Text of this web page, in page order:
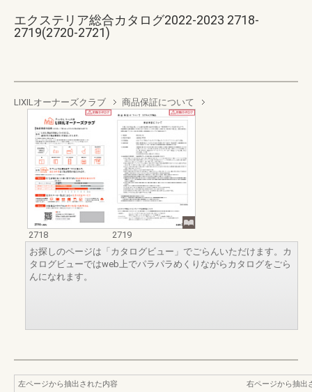
エクステリア総合カタログ2022-2023 2718-
2719(2720-2721)
LIXILオーナーズクラブ 商品保証について
2718
2719
お探しのページは「カタログビュー」でごらんいただけます。カ
タログビューではweb上でパラパラめくりながらカタログをごら
んになれます。
左ページから抽出された内容
右ページから抽出